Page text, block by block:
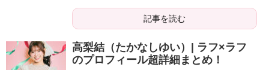
記事を読む
高梨結（たかなしゆい）| ラフ×ラフ
のプロフィール超詳細まとめ！